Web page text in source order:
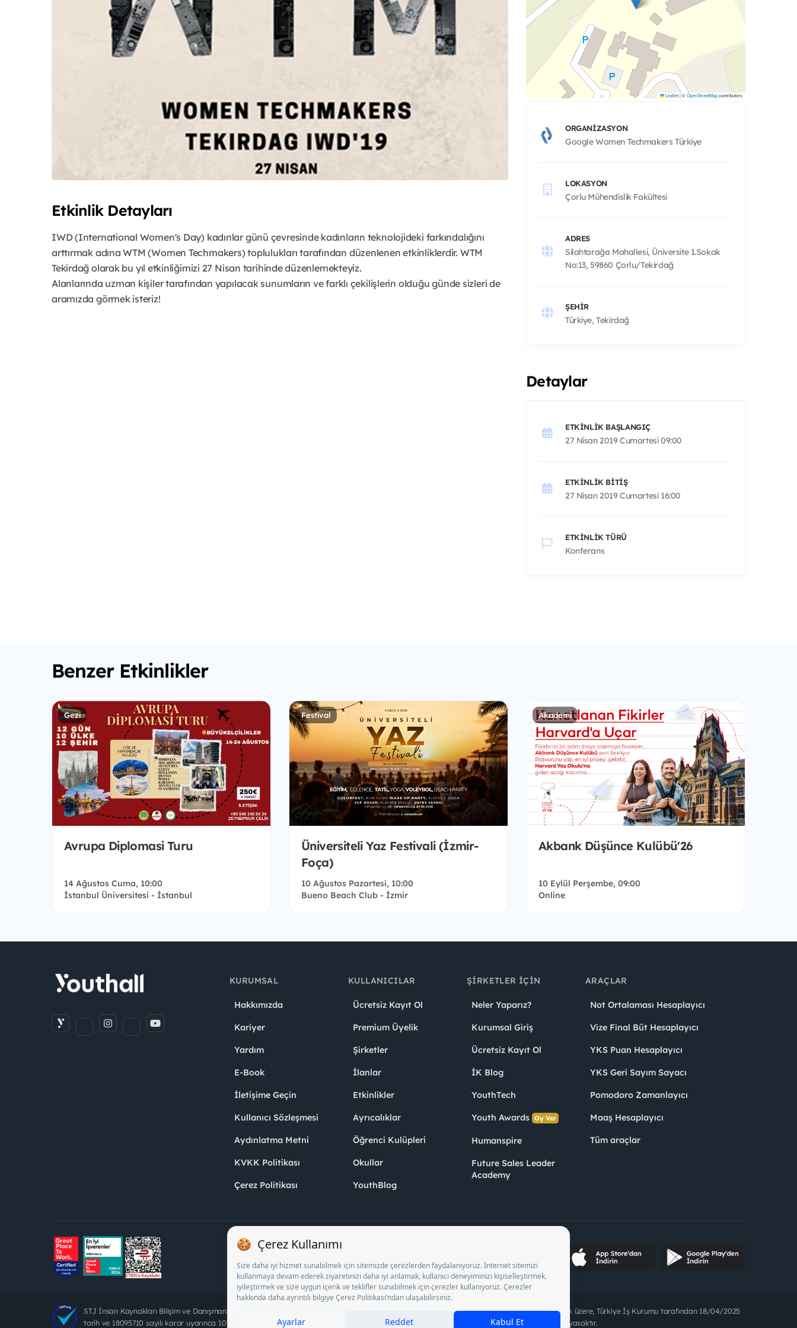
Etkinlik Detayları
IWD (International Women's Day) kadınlar günü çevresinde kadınların teknolojideki farkındalığını
arttırmak adına WTM (Women Techmakers) toplulukları tarafından düzenlenen etkinliklerdir. WTM
Tekirdağ olarak bu yıl etkinliğimizi 27 Nisan tarihinde düzenlemekteyiz.
Alanlarında uzman kişiler tarafından yapılacak sunumların ve farklı çekilişlerin olduğu günde sizleri de
aramızda görmek isteriz!
Leaflet|©OpenStreetMapcontributors
ORGANIZASYON
Google Women Techmakers Türkiye
LOKASYON
Çorlu Mühendislik Fakültesi
ADRES
Silahtarağa Mahallesi, Üniversite 1.Sokak
No:13, 59860 Çorlu/Tekirdağ
ŞEHIR
Türkiye, Tekirdağ
Detaylar
ETKINLIK BAŞLANGIÇ
27 Nisan 2019 Cumartesi 09:00
ETKINLIK BITIŞ
27 Nisan 2019 Cumartesi 16:00
ETKINLIK TÜRÜ
Konferans
Benzer Etkinlikler
Gezi
Avrupa Diplomasi Turu
14 Ağustos Cuma, 10:00
İstanbul Üniversitesi - İstanbul
Festival
Üniversiteli Yaz Festivali (İzmir-
Foça)
10 Ağustos Pazartesi, 10:00
Bueno Beach Club - İzmir
Akademi
Akbank Düşünce Kulübü'26
10 Eylül Perşembe, 09:00
Online
KURUMSAL
Hakkımızda
Kariyer
Yardım
E-Book
İletişime Geçin
Kullanıcı Sözleşmesi
Aydınlatma Metni
KVKK Politikası
Çerez Politikası
KULLANICILAR
Ücretsiz Kayıt Ol
Premium Üyelik
Şirketler
İlanlar
Etkinlikler
Ayrıcalıklar
Öğrenci Kulüpleri
Okullar
YouthBlog
ŞIRKETLER İÇIN
Neler Yaparız?
Kurumsal Giriş
Ücretsiz Kayıt Ol
İK Blog
YouthTech
Youth Awards Oy Ver
Humanspire
Future Sales Leader
Academy
ARAÇLAR
Not Ortalaması Hesaplayıcı
Vize Final Büt Hesaplayıcı
YKS Puan Hesaplayıcı
YKS Geri Sayım Sayacı
Pomodoro Zamanlayıcı
Maaş Hesaplayıcı
Tüm araçlar
STJ İnsan Kaynakları Bilişim ve Danışmanlık A.Ş. Özel İstihdam Bürosu Olarak 13/05/2025 - 12/05/2028 tarihleri arasında faaliyette bulunmak üzere, Türkiye İş Kurumu tarafından 18/04/2025
tarih ve 18095710 sayılı karar uyarınca 1078 nolu belge ile faaliyet göstermektedir. 4904 sayılı kanun uyarınca iş arayanlardan ücret alınması yasaktır.